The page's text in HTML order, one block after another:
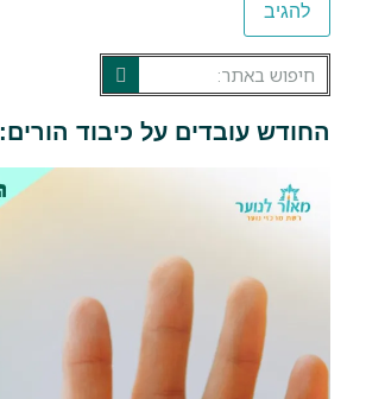
החודש עובדים על כיבוד הורים: